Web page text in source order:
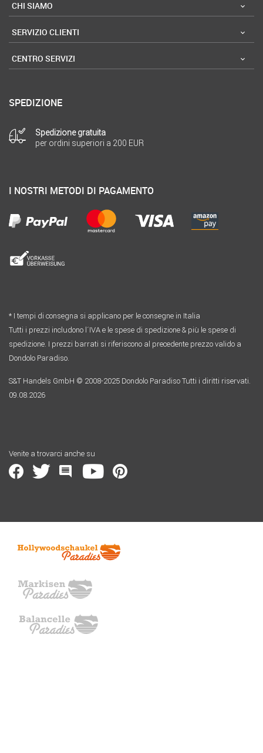
CHI SIAMO
SERVIZIO CLIENTI
CENTRO SERVIZI
SPEDIZIONE
Spedizione gratuita
per ordini superiori a 200 EUR
I NOSTRI METODI DI PAGAMENTO
* I tempi di consegna si applicano per le consegne in Italia
Tutti i prezzi includono l´IVA e le spese di spedizione & più le spese di
spedizione. I prezzi barrati si riferiscono al precedente prezzo valido a
Dondolo Paradiso.
S&T Handels GmbH © 2008-2025 Dondolo Paradiso Tutti i diritti riservati.
09.08.2026
Venite a trovarci anche su